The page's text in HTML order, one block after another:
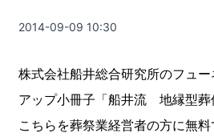
2014-09-09 10:30
株式会社船井総合研究所のフュ
アップ小冊子「船井流 地縁型葬
こちらを葬祭業経営者の方に無料